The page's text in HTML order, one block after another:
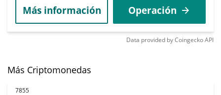
Más información Operación
Data provided byCoingeckoAPI
Más Criptomonedas
7855